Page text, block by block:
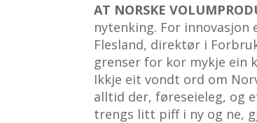
AT NORSKE
nytenking. For innovasjon
Flesland, direktør i
grenser for kor mykje ein
Ikkje eit vondt ord om
alltid der, føreseieleg, og
trengs litt piff i ny og ne,